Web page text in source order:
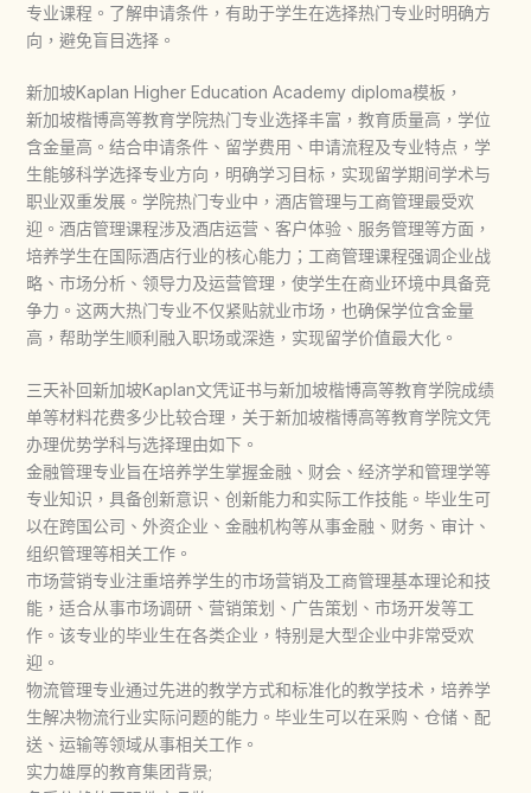
专业课程。了解申请条件，有助于学生在选择热门专业时明确方
向，避免盲目选择。
新加坡Kaplan Higher Education Academy diploma模板，
新加坡楷博高等教育学院热门专业选择丰富，教育质量高，学位
含金量高。结合申请条件、留学费用、申请流程及专业特点，学
生能够科学选择专业方向，明确学习目标，实现留学期间学术与
职业双重发展。学院热门专业中，酒店管理与工商管理最受欢
迎。酒店管理课程涉及酒店运营、客户体验、服务管理等方面，
培养学生在国际酒店行业的核心能力；工商管理课程强调企业战
略、市场分析、领导力及运营管理，使学生在商业环境中具备竞
争力。这两大热门专业不仅紧贴就业市场，也确保学位含金量
高，帮助学生顺利融入职场或深造，实现留学价值最大化。
三天补回新加坡Kaplan文凭证书与新加坡楷博高等教育学院成绩
单等材料花费多少比较合理，关于新加坡楷博高等教育学院文凭
办理优势学科与选择理由如下。
金融管理专业旨在培养学生掌握金融、财会、经济学和管理学等
专业知识，具备创新意识、创新能力和实际工作技能。毕业生可
以在跨国公司、外资企业、金融机构等从事金融、财务、审计、
组织管理等相关工作‌。
市场营销专业注重培养学生的市场营销及工商管理基本理论和技
能，适合从事市场调研、营销策划、广告策划、市场开发等工
作。该专业的毕业生在各类企业，特别是大型企业中非常受欢
迎‌。
物流管理专业通过先进的教学方式和标准化的教学技术，培养学
生解决物流行业实际问题的能力。毕业生可以在采购、仓储、配
送、运输等领域从事相关工作。
实力雄厚的教育集团背景;